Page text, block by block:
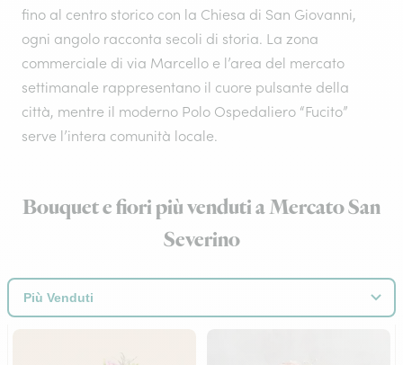
fino al centro storico con la Chiesa di San Giovanni,
ogni angolo racconta secoli di storia. La zona
commerciale di via Marcello e l’area del mercato
settimanale rappresentano il cuore pulsante della
città, mentre il moderno Polo Ospedaliero “Fucito”
serve l’intera comunità locale.
Bouquet e fiori più venduti a Mercato San
Severino